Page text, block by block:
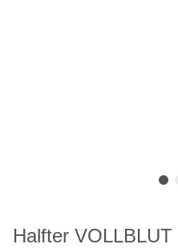
Halfter VOLLBLUT